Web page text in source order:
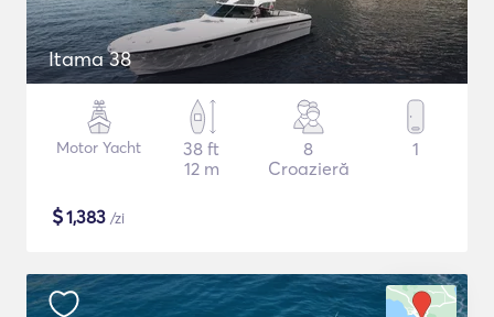
Itama 38
Motor Yacht
38 ft
12 m
8
Croazieră
1
$1,383 /zi